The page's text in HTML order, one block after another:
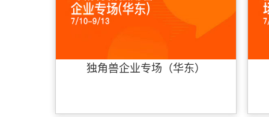
独角兽企业专场（华东）